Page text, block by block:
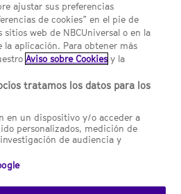
España S.L.U. Edificio Torre
95. Planta 10 28046 Madrid B-
la jurisdicción española y regulado
los Mercados y la Competencia
ajustar sus preferencias
de cookies” en el pie de
web de NBCUniversal o en la
aplicación. Para obtener más
Aviso sobre Cookies y la
tratamos los datos para los
en un dispositivo y/o acceder a
personalizados, medición de
de audiencia y